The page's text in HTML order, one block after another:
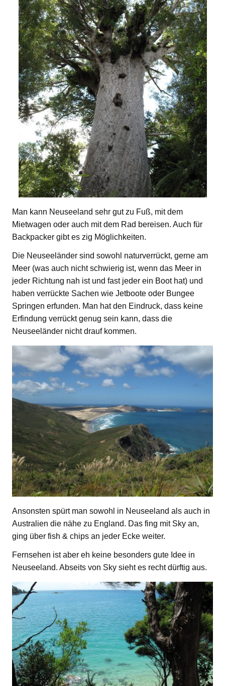
Man kann Neuseeland sehr gut zu Fuß, mit dem
Mietwagen oder auch mit dem Rad bereisen. Auch für
Backpacker gibt es zig Möglichkeiten.
Die Neuseeländer sind sowohl naturverrückt, gerne am
Meer (was auch nicht schwierig ist, wenn das Meer in
jeder Richtung nah ist und fast jeder ein Boot hat) und
haben verrückte Sachen wie Jetboote oder Bungee
Springen erfunden. Man hat den Eindruck, dass keine
Erfindung verrückt genug sein kann, dass die
Neuseeländer nicht drauf kommen.
Ansonsten spürt man sowohl in Neuseeland als auch in
Australien die nähe zu England. Das fing mit Sky an,
ging über fish & chips an jeder Ecke weiter.
Fernsehen ist aber eh keine besonders gute Idee in
Neuseeland. Abseits von Sky sieht es recht dürftig aus.